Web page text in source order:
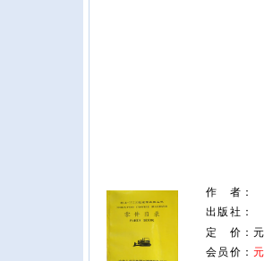
作 者 ：
出版社 ：
定 价：
会员价：